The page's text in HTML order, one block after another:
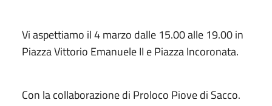
Vi aspettiamo il 4 marzo dalle 15.00 alle 19.00 in
Piazza Vittorio Emanuele II e Piazza Incoronata.
Con la collaborazione di Proloco Piove di Sacco.